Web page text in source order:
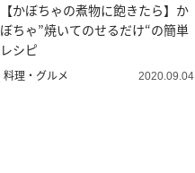
【かぼちゃの煮物に飽きたら】か
ぼちゃ”焼いてのせるだけ“の簡単
レシピ
料理・グルメ 2020.09.04